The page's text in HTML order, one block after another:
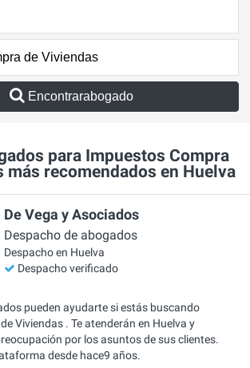
Encontrarabogado
para Impuestos Compra
más recomendados en Huelva
De Vega y Asociados
Despacho de abogados
Despacho en Huelva
Despacho verificado
pueden ayudarte si estás buscando
Viviendas . Te atenderán en Huelva y
por los asuntos de sus clientes.
desde hace9 años.